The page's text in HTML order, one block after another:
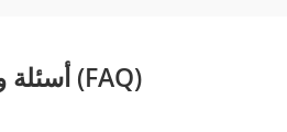
أسئلة وأجوبة (FAQ)